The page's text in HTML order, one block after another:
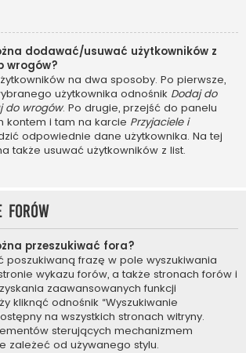
dodawać/usuwać użytkowników z
wrogów?
na dwa sposoby. Po pierwsze,
użytkownika odnośnik Dodaj do
do wrogów. Po drugie, przejść do panelu
kontem i tam na karcie Przyjaciele i
odpowiednie dane użytkownika. Na tej
także usuwać użytkowników z list.
forów
przeszukiwać fora?
poszukiwaną frazę w pole wyszukiwania
wykazu forów, a także stronach forów i
zaawansowanych funkcji
kliknąć odnośnik “Wyszukiwanie
na wszystkich stronach witryny.
sterujących mechanizmem
zależeć od używanego stylu.